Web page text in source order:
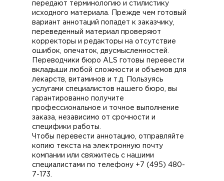
передают терминологию и стилистику
исходного материала. Прежде чем готовый
вариант аннотаций попадет к заказчику,
переведенный материал проверяют
корректоры и редакторы на отсутствие
ошибок, опечаток, двусмысленностей.
Переводчики бюро ALS готовы перевести
вкладыши любой сложности и объемов для
лекарств, витаминов и т.д. Пользуясь
услугами специалистов нашего бюро, вы
гарантированно получите
профессиональное и точное выполнение
заказа, независимо от срочности и
специфики работы.
Чтобы перевести аннотацию, отправляйте
копию текста на электронную почту
компании или свяжитесь с нашими
специалистами по телефону +7 (495) 480-
7-173.